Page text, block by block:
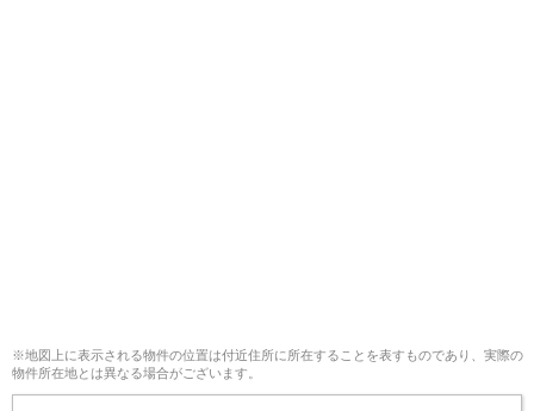
※地図上に表示される物件の位置は付近住所に所在することを表すものであり、実際の
物件所在地とは異なる場合がございます。